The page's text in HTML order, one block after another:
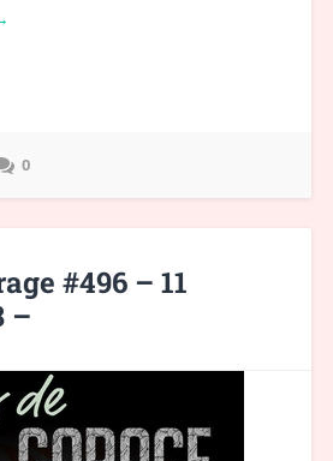
0
#496 – 11
–